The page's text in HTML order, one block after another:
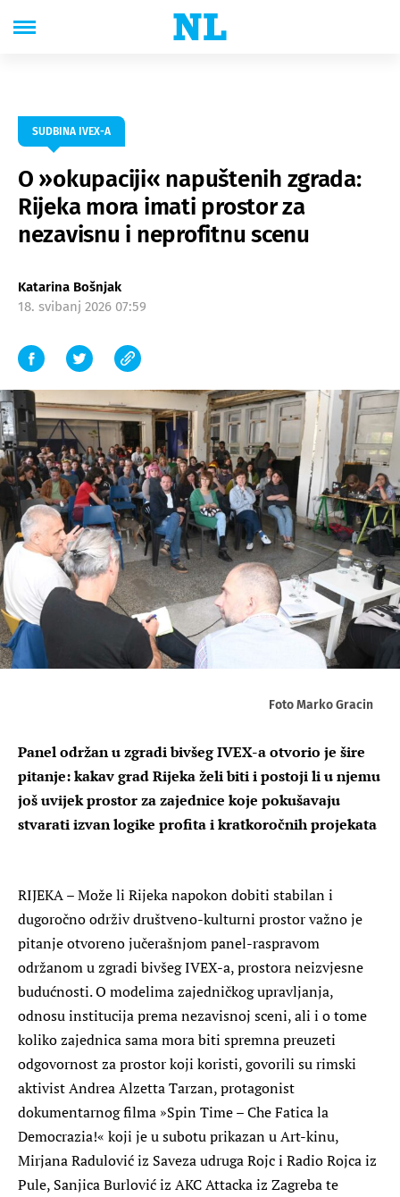
SUDBINA IVEX-A
O »okupaciji« napuštenih zgrada:
Rijeka mora imati prostor za
nezavisnu i neprofitnu scenu
Katarina Bošnjak
18. svibanj 2026 07:59
Foto Marko Gracin
Panel održan u zgradi bivšeg IVEX-a otvorio je šire
pitanje: kakav grad Rijeka želi biti i postoji li u njemu
još uvijek prostor za zajednice koje pokušavaju
stvarati izvan logike profita i kratkoročnih projekata
RIJEKA – Može li Rijeka napokon dobiti stabilan i
dugoročno održiv društveno-kulturni prostor važno je
pitanje otvoreno jučerašnjom panel-raspravom
održanom u zgradi bivšeg IVEX-a, prostora neizvjesne
budućnosti. O modelima zajedničkog upravljanja,
odnosu institucija prema nezavisnoj sceni, ali i o tome
koliko zajednica sama mora biti spremna preuzeti
odgovornost za prostor koji koristi, govorili su rimski
aktivist Andrea Alzetta Tarzan, protagonist
dokumentarnog filma »Spin Time – Che Fatica la
Democrazia!« koji je u subotu prikazan u Art-kinu,
Mirjana Radulović iz Saveza udruga Rojc i Radio Rojca iz
Pule, Sanjica Burlović iz AKC Attacka iz Zagreba te